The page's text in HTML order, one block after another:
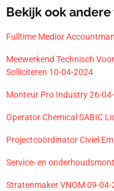
Bekijk ook
Fulltime Medior
Meewerkend Technisch
Solliciteren 10-04-2024
Monteur Pro Industry 26-
Operator Chemical SABIC
Projectcoördinator Civiel
Service- en
Stratenmaker VNOM 09-